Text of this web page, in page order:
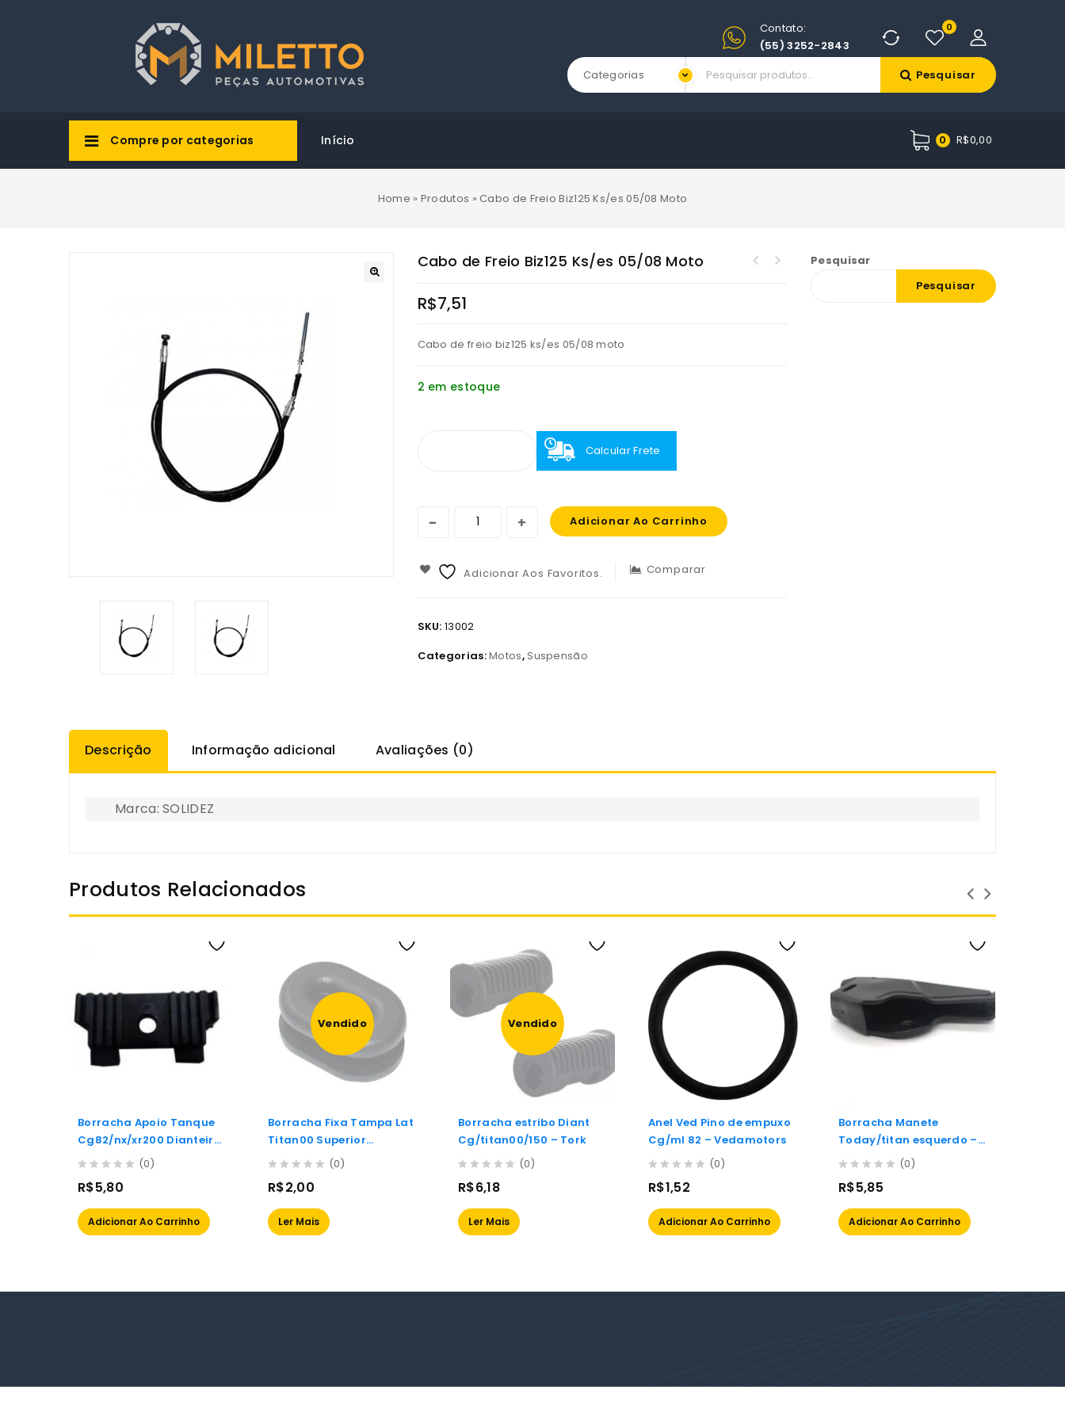
0
Contato:
(55) 3252-2843
Categorias
Pesquisar
Compre por categorias Início 0 R$0,00
Home » Produtos » Cabo de Freio Biz125 Ks/es 05/08 Moto
Pesquisar
Pesquisar
Cabo de Freio Biz125 Ks/es 05/08 Moto
R$7,51
Cabo de freio biz125 ks/es 05/08 moto
2 em estoque
Calcular Frete
Adicionar Ao Carrinho
Adicionar Aos Favoritos. Comparar
SKU: 13002
Categorias:Motos,Suspensão
Descrição Informação adicional Avaliações (0)
Marca: SOLIDEZ
Produtos Relacionados
Borracha Apoio Tanque
Cg82/nx/xr200 Dianteira
– demt
out
5
(0)
R$5,80
Adicionar Ao Carrinho
Vendido
Borracha Fixa Tampa Lat
Titan00 Superior
esquerda –
out
5
(0)
R$2,00
Ler Mais
Vendido
Borracha estribo Diant
Cg/titan00/150 – Tork
out
5
(0)
R$6,18
Ler Mais
Anel Ved Pino de empuxo
Cg/ml 82 – Vedamotors
out
5
(0)
R$1,52
Adicionar Ao Carrinho
Borracha Manete
Today/titan esquerdo –
Trilha
out
5
(0)
R$5,85
Adicionar Ao Carrinho